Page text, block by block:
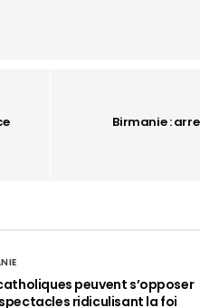
Birmanie :
peuvent s’opposer
ridiculisant la foi